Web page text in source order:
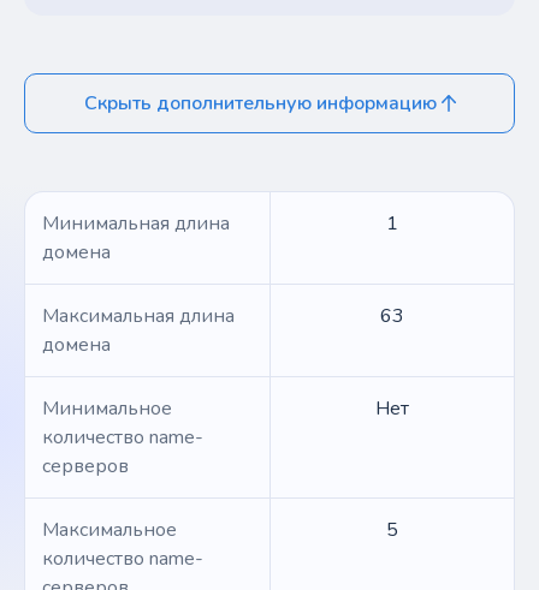
Скрыть дополнительную информацию
Минимальная длина
домена
1
Максимальная длина
домена
63
Минимальное
количество name-
серверов
Нет
Максимальное
количество name-
5